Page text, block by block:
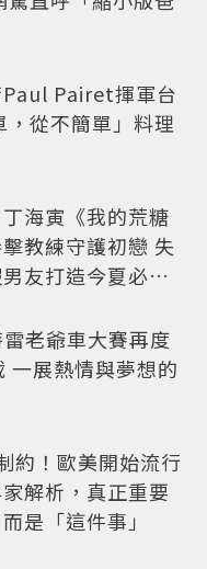
Pairet揮軍台
，從不簡單」料理
海寅《我的荒糖
教練守護初戀 失
友打造今夏必看
老爺車大賽再度
一展熱情與夢想的
約！歐美開始流行
解析，真正重要
是「這件事」